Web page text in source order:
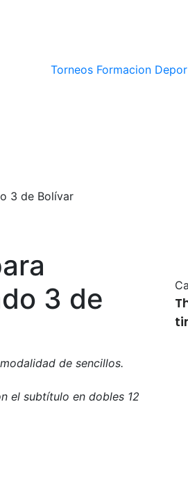
Torneos Formacion
3 de Bolívar
3 de
de sencillos.
el subtítulo en dobles 12